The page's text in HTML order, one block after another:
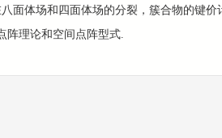
面体场和四面体场的分裂，簇合物的键价
阵理论和空间点阵型式.